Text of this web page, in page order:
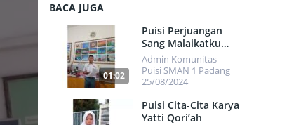
BACA JUGA
7676
01:02
Puisi Perjuangan
Sang Malaikatku
Karya Herdi
Immanuel
Admin Komunitas
Puisi SMAN 1 Padang
25/08/2024
Puisi Cita-Cita Karya
Yatti Qori’ah